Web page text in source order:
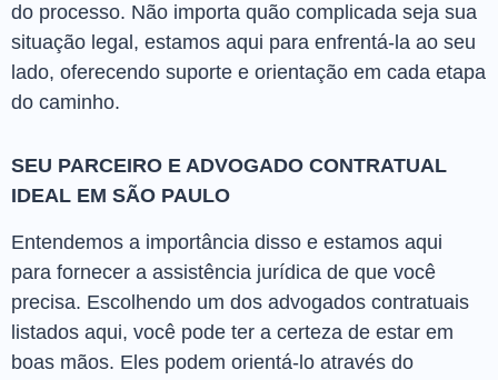
do processo. Não importa quão complicada seja sua
situação legal, estamos aqui para enfrentá-la ao seu
lado, oferecendo suporte e orientação em cada etapa
do caminho.
SEU PARCEIRO E ADVOGADO CONTRATUAL
IDEAL EM SÃO PAULO
Entendemos a importância disso e estamos aqui
para fornecer a assistência jurídica de que você
precisa. Escolhendo um dos advogados contratuais
listados aqui, você pode ter a certeza de estar em
boas mãos. Eles podem orientá-lo através do